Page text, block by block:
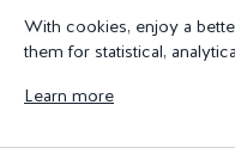
With cookies, enjoy a
them for statistical,
Learn more